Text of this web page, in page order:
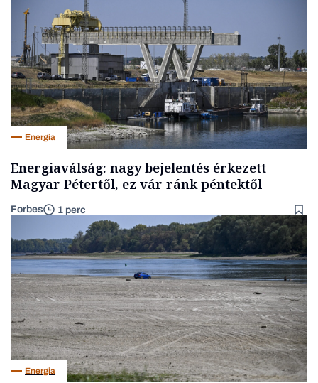
Energia
Energiaválság: nagy bejelentés érkezett
Magyar Pétertől, ez vár ránk péntektől
Forbes 1 perc
Energia